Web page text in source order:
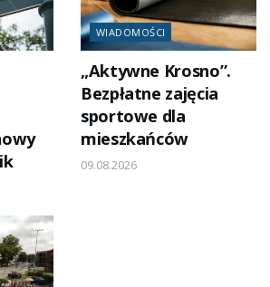
WIADOMOŚCI
„Aktywne Krosno”.
Bezpłatne zajęcia
sportowe dla
mieszkańców
09.08.2026